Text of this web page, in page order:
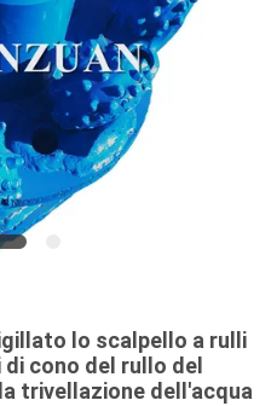
lo scalpello a rulli
cono del rullo del
trivellazione dell'acqua